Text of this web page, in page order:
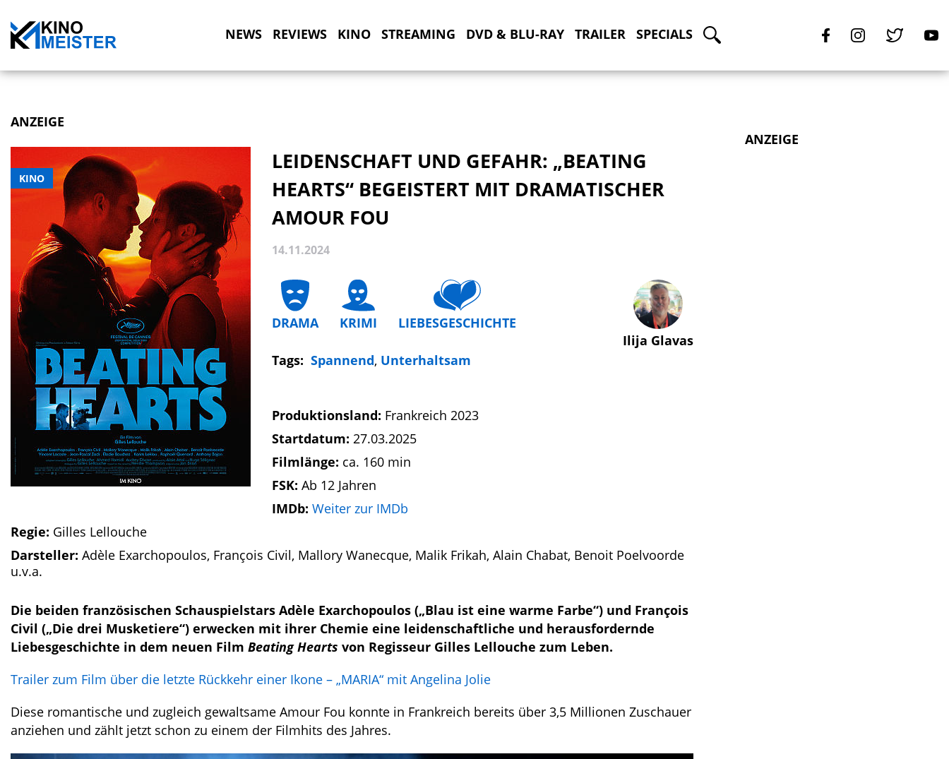
NEWS REVIEWS KINO STREAMING DVD & BLU-RAY TRAILER SPECIALS
ANZEIGE
KINO
LEIDENSCHAFT UND GEFAHR: „BEATING
HEARTS“ BEGEISTERT MIT DRAMATISCHER
AMOUR FOU
14.11.2024
DRAMA KRIMI LIEBESGESCHICHTE
Tags: Spannend, Unterhaltsam
Ilija Glavas
Produktionsland: Frankreich 2023
Startdatum: 27.03.2025
Filmlänge: ca. 160 min
FSK: Ab 12 Jahren
IMDb: Weiter zur IMDb
Regie: Gilles Lellouche
Darsteller: Adèle Exarchopoulos, François Civil, Mallory Wanecque, Malik Frikah, Alain Chabat, Benoit Poelvoorde
u.v.a.
Die beiden französischen Schauspielstars Adèle Exarchopoulos („Blau ist eine warme Farbe“) und François
Civil („Die drei Musketiere“) erwecken mit ihrer Chemie eine leidenschaftliche und herausfordernde
Liebesgeschichte in dem neuen Film Beating Hearts von Regisseur Gilles Lellouche zum Leben.
Trailer zum Film über die letzte Rückkehr einer Ikone – „MARIA“ mit Angelina Jolie
Diese romantische und zugleich gewaltsame Amour Fou konnte in Frankreich bereits über 3,5 Millionen Zuschauer
anziehen und zählt jetzt schon zu einem der Filmhits des Jahres.
ANZEIGE